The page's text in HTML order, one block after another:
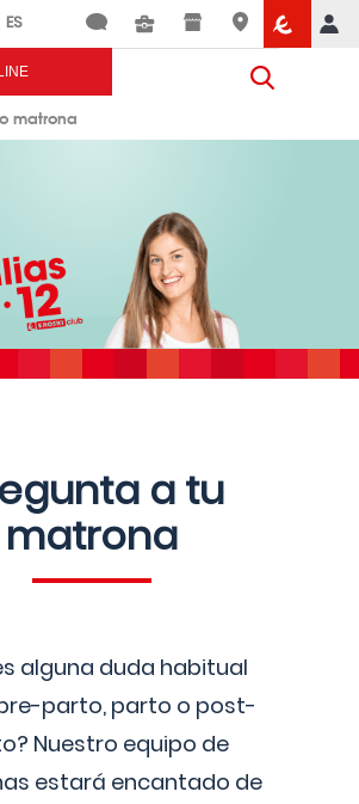
matrona
a tu
matrona
alguna duda habitual
parto, parto o post-
Nuestro equipo de
estará encantado de